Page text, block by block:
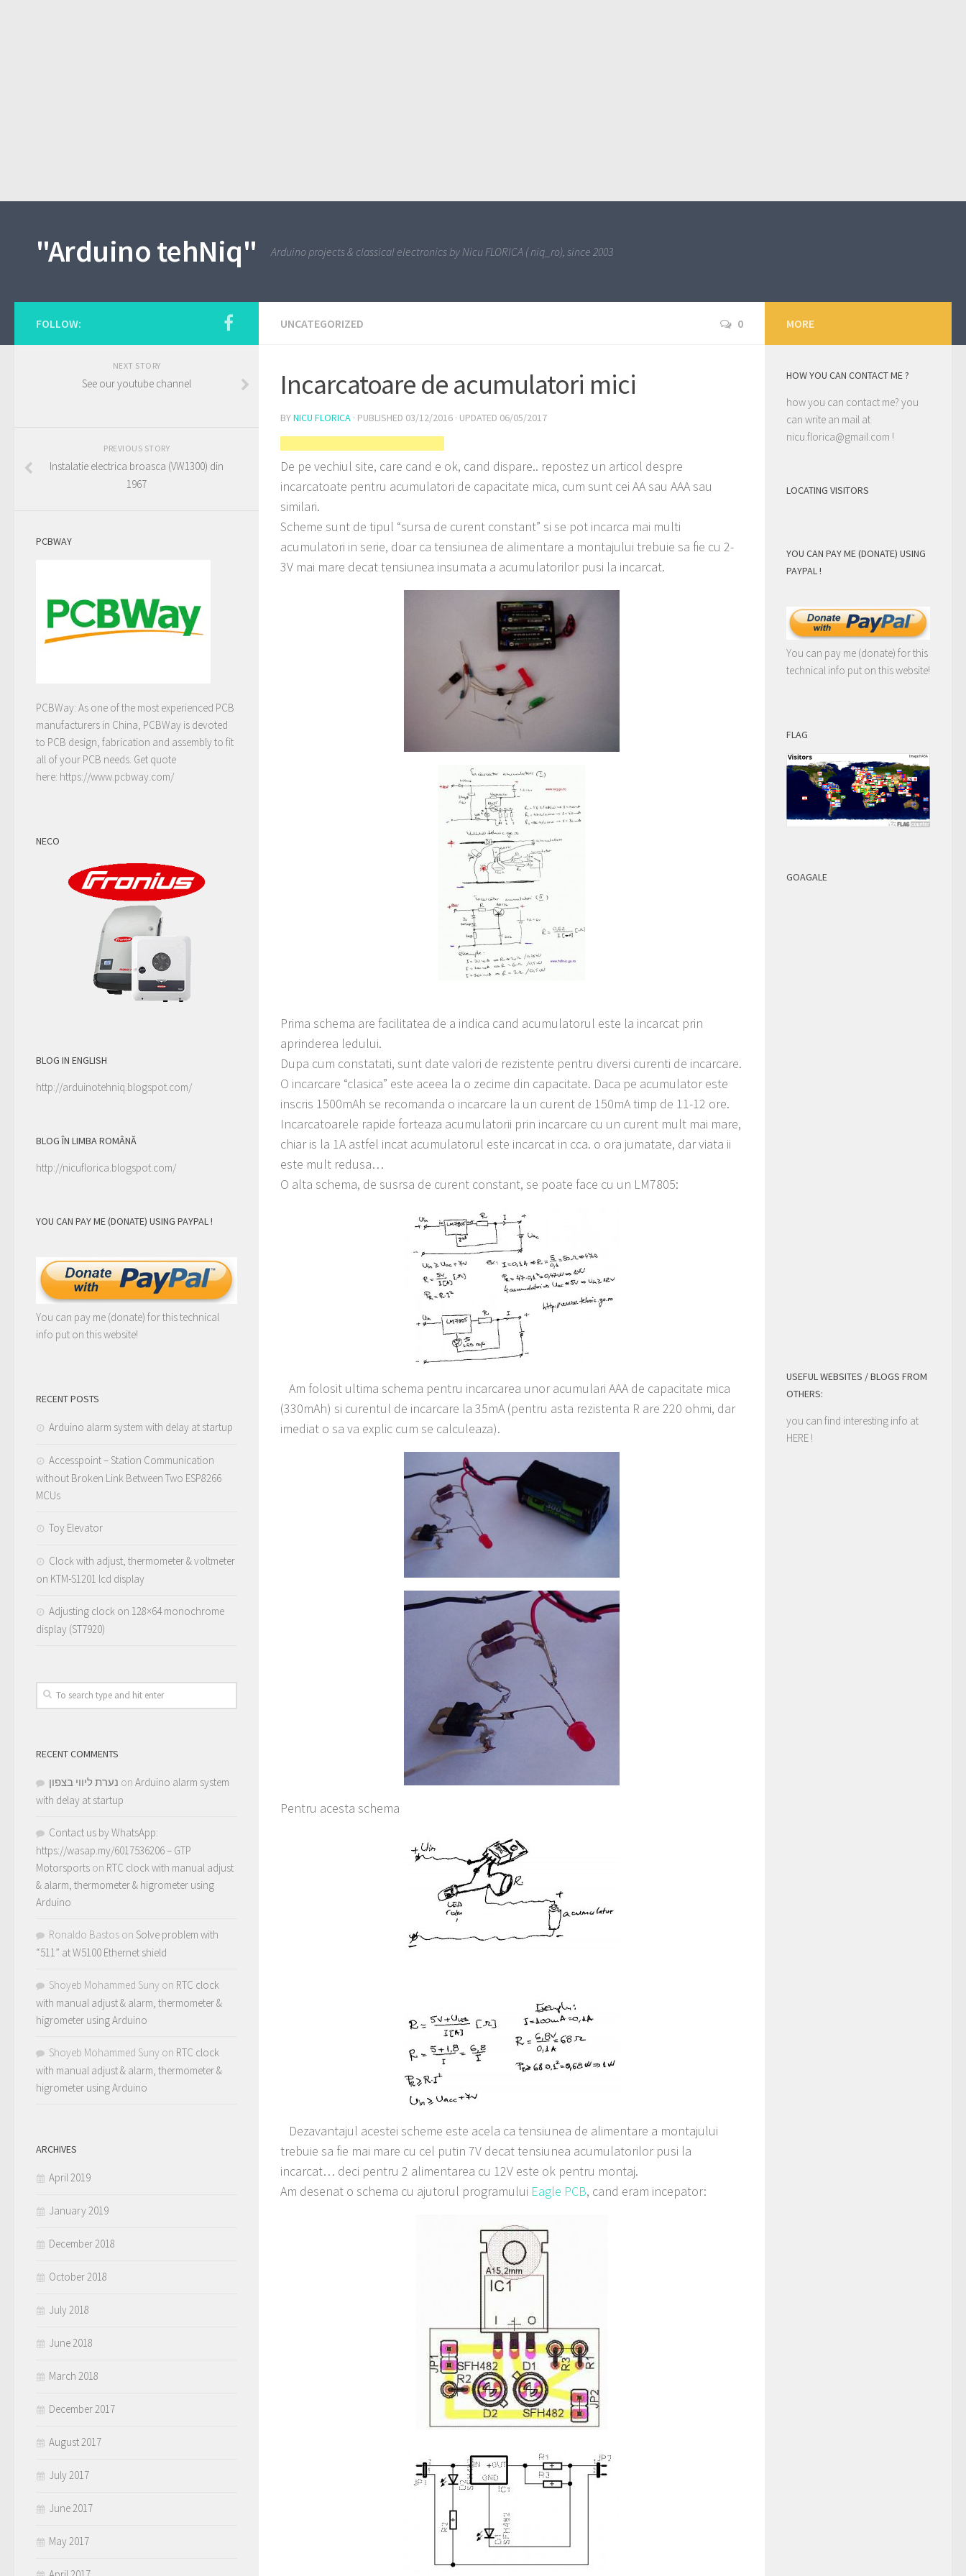
"Arduino tehNiq" Arduino projects & classical electronics by Nicu FLORICA ( niq_ro), since 2003
UNCATEGORIZED 0
Incarcatoare de acumulatori mici
BYNICU FLORICA · PUBLISHED 03/12/2016 · UPDATED 06/05/2017
De pe vechiul site, care cand e ok, cand dispare.. repostez un articol despre
incarcatoate pentru acumulatori de capacitate mica, cum sunt cei AA sau AAA sau
similari.
Scheme sunt de tipul “sursa de curent constant” si se pot incarca mai multi
acumulatori in serie, doar ca tensiunea de alimentare a montajului trebuie sa fie cu 2-
3V mai mare decat tensiunea insumata a acumulatorilor pusi la incarcat.
Prima schema are facilitatea de a indica cand acumulatorul este la incarcat prin
aprinderea ledului.
Dupa cum constatati, sunt date valori de rezistente pentru diversi curenti de incarcare.
O incarcare “clasica” este aceea la o zecime din capacitate. Daca pe acumulator este
inscris 1500mAh se recomanda o incarcare la un curent de 150mA timp de 11-12 ore.
Incarcatoarele rapide forteaza acumulatorii prin incarcare cu un curent mult mai mare,
chiar is la 1A astfel incat acumulatorul este incarcat in cca. o ora jumatate, dar viata ii
este mult redusa…
O alta schema, de susrsa de curent constant, se poate face cu un LM7805:
Am folosit ultima schema pentru incarcarea unor acumulari AAA de capacitate mica
(330mAh) si curentul de incarcare la 35mA (pentru asta rezistenta R are 220 ohmi, dar
imediat o sa va explic cum se calculeaza).
Pentru acesta schema
Dezavantajul acestei scheme este acela ca tensiunea de alimentare a montajului
trebuie sa fie mai mare cu cel putin 7V decat tensiunea acumulatorilor pusi la
incarcat… deci pentru 2 alimentarea cu 12V este ok pentru montaj.
Am desenat o schema cu ajutorul programului Eagle PCB, cand eram incepator:
FOLLOW:
NEXT STORY
See our youtube channel
PREVIOUS STORY
Instalatie electrica broasca (VW1300) din
1967
PCBWAY
PCBWay: As one of the most experienced PCB
manufacturers in China, PCBWay is devoted
to PCB design, fabrication and assembly to fit
all of your PCB needs. Get quote
here: https://www.pcbway.com/
NECO
BLOG IN ENGLISH
http://arduinotehniq.blogspot.com/
BLOG ÎN LIMBA ROMÂNĂ
http://nicuflorica.blogspot.com/
YOU CAN PAY ME (DONATE) USING PAYPAL !
You can pay me (donate) for this technical
info put on this website!
RECENT POSTS
Arduino alarm system with delay at startup
Accesspoint – Station Communication
without Broken Link Between Two ESP8266
MCUs
Toy Elevator
Clock with adjust, thermometer & voltmeter
on KTM-S1201 lcd display
Adjusting clock on 128×64 monochrome
display (ST7920)
RECENT COMMENTS
נערת ליווי בצפון on Arduino alarm system
with delay at startup
Contact us by WhatsApp:
https://wasap.my/6017536206 – GTP
Motorsports on RTC clock with manual adjust
& alarm, thermometer & higrometer using
Arduino
Ronaldo Bastos on Solve problem with
“511” at W5100 Ethernet shield
Shoyeb Mohammed Suny on RTC clock
with manual adjust & alarm, thermometer &
higrometer using Arduino
Shoyeb Mohammed Suny on RTC clock
with manual adjust & alarm, thermometer &
higrometer using Arduino
ARCHIVES
April 2019
January 2019
December 2018
October 2018
July 2018
June 2018
March 2018
December 2017
August 2017
July 2017
June 2017
May 2017
MORE
HOW YOU CAN CONTACT ME ?
how you can contact me? you
can write an mail at
nicu.florica@gmail.com !
LOCATING VISITORS
YOU CAN PAY ME (DONATE) USING
PAYPAL !
You can pay me (donate) for this
technical info put on this website!
FLAG
GOAGALE
USEFUL WEBSITES / BLOGS FROM
OTHERS:
you can find interesting info at
HERE !